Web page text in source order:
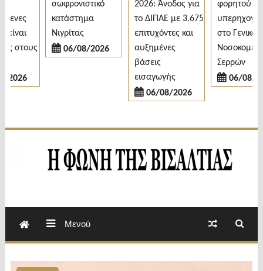
στους
σωφρονιστικό
κατάστημα
Νιγρίτας
06/08/2026
2026: Άνοδος για
το ΔΙΠΑΕ με 3.675
επιτυχόντες και
αυξημένες
βάσεις
εισαγωγής
06/08/2026
φορητού
στο Γενικό
Νοσοκομείο
Σερρών
06/08/
Μενού